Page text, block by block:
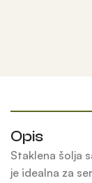
Opis
Staklena šolja
je idealna za